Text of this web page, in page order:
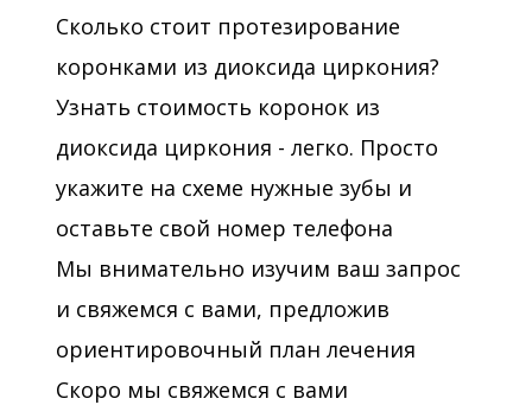
Сколько стоит протезирование
коронками из диоксида циркония?
Узнать стоимость коронок из
диоксида циркония - легко. Просто
укажите на схеме нужные зубы и
оставьте свой номер телефона
Мы внимательно изучим ваш запрос
и свяжемся с вами, предложив
ориентировочный план лечения
Скоро мы свяжемся с вами